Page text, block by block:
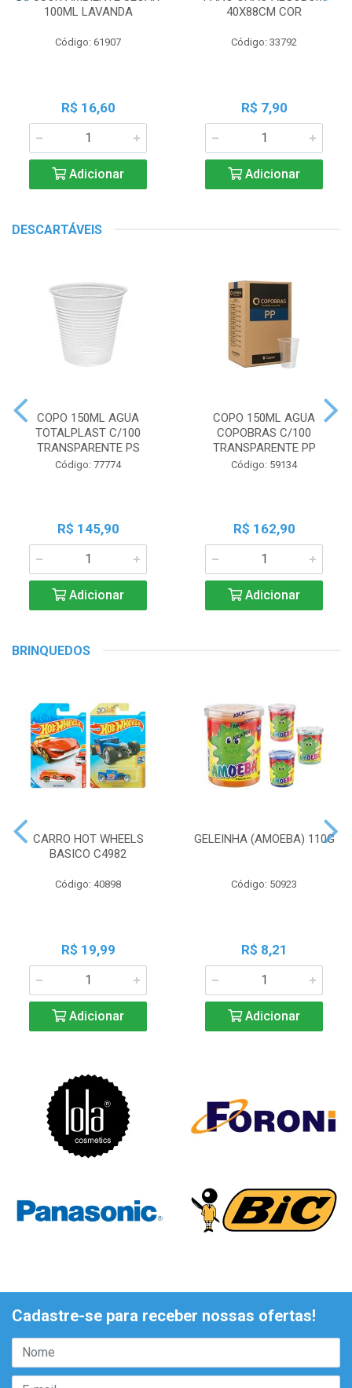
100ML LAVANDA
Código: 61907
R$ 16,60
Adicionar
40X88CM COR
Código: 33792
R$ 7,90
Adicionar
DESCARTÁVEIS
COPO 150ML AGUA
TOTALPLAST C/100
TRANSPARENTE PS
Código: 77774
R$ 145,90
Adicionar
COPO 150ML AGUA
COPOBRAS C/100
TRANSPARENTE PP
Código: 59134
R$ 162,90
Adicionar
BRINQUEDOS
CARRO HOT WHEELS
BASICO C4982
Código: 40898
R$ 19,99
Adicionar
GELEINHA (AMOEBA) 110G
Código: 50923
R$ 8,21
Adicionar
Cadastre-se para receber nossas ofertas!